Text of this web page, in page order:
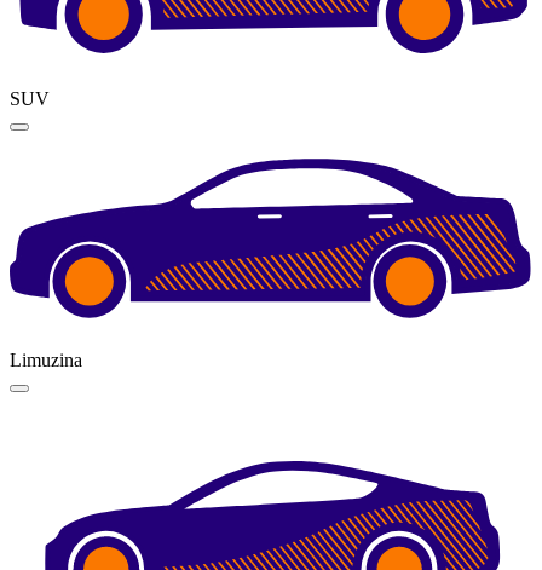
SUV
Limuzina